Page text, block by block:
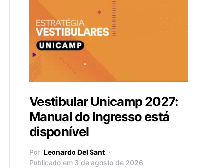
Vestibular Unicamp 2027:
Manual do Ingresso está
disponível
Por Leonardo Del Sant
Publicado em 3 de agosto de 2026